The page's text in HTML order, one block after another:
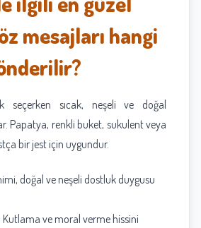
mesajları hangi
seçerken sıcak, neşeli ve doğal
Papatya, renkli buket, sukulent veya
bir jest için uygundur.
doğal ve neşeli dostluk duygusu
Kutlama ve moral verme hissini